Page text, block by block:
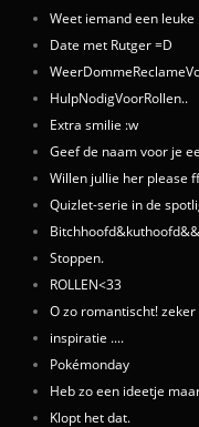
Weet iemand een leuke
Date met Rutger =D
HulpNodigVoorRollen..
Extra smilie :w
Geef de naam voor je
Willen jullie her please
Quizlet-serie in de
Stoppen.
ROLLEN<33
O zo romantischt! zeker
inspiratie ....
Pokémonday
Heb zo een ideetje
Klopt het dat.